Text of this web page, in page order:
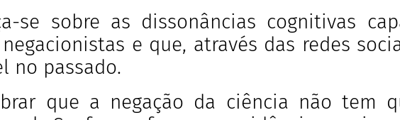
se sobre as dissonâncias cognitivas
e que, através das redes
no passado.
que a negação da ciência não tem